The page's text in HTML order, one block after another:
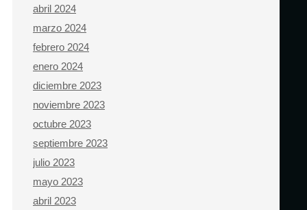
abril 2024
marzo 2024
febrero 2024
enero 2024
diciembre 2023
noviembre 2023
octubre 2023
septiembre 2023
julio 2023
mayo 2023
abril 2023